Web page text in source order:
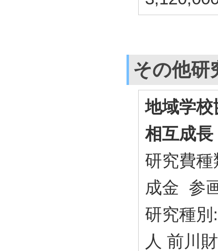
その他研
地域学
相互成
研究費
成金 参
研究種
人 前川